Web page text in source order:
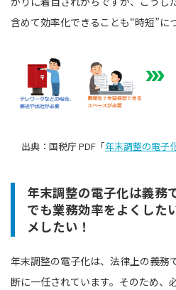
含めて効率化できることも“時短”に
出典：国税庁 PDF「年末調整の電子
年末調整の電子化は義務
でも業務効率をよくした
メしたい！
年末調整の電子化は、法律上の義務
断に一任されています。そのため、